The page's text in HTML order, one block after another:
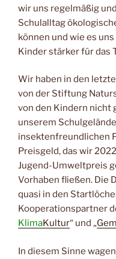
wir uns regelmäßig
Schulalltag
können und wie es
Kinder stärker für das
Wir haben in den
von der Stiftung
von den Kindern nicht
unserem
insektenfreundlichen
Preisgeld, das wir
Jugend-Umweltpreis
Vorhaben fließen. Die
quasi in den
Kooperationspartner
KlimaKultur“ und „
In diesem Sinne